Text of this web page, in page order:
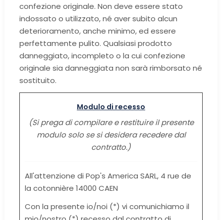
confezione originale. Non deve essere stato
indossato o utilizzato, né aver subito alcun
deterioramento, anche minimo, ed essere
perfettamente pulito. Qualsiasi prodotto
danneggiato, incompleto o la cui confezione
originale sia danneggiata non sarà rimborsato né
sostituito.
Modulo di recesso
(Si prega di compilare e restituire il presente
modulo solo se si desidera recedere dal
contratto.)
All'attenzione di Pop's America SARL, 4 rue de
la cotonnière 14000 CAEN
Con la presente io/noi (*) vi comunichiamo il